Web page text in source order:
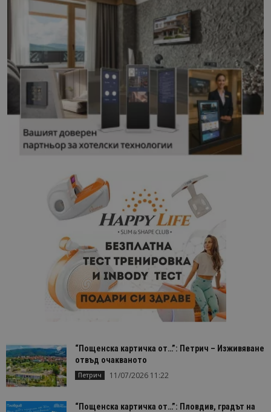
“Пощенска картичка от…”: Петрич – Изживяване
отвъд очакваното
Петрич 11/07/2026 11:22
“Пощенска картичка от…”: Пловдив, градът на